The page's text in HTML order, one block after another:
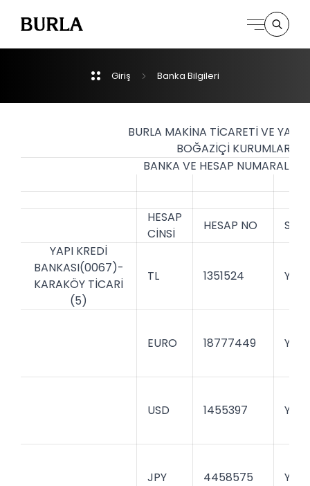
Giriş Banka Bilgileri
BURLA MAKİNA TİCARETİ VE
BOĞAZİÇİ KURUMLAR
BANKA VE HESAP
HESAP
CİNSİ
HESAP NO
YAPI KREDİ
BANKASI(0067)-
KARAKÖY TİCARİ
(5)
TL 1351524
EURO 18777449
USD 1455397
JPY 4458575